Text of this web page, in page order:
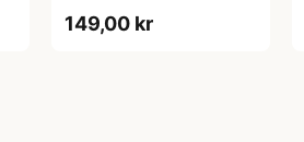
149,00 kr